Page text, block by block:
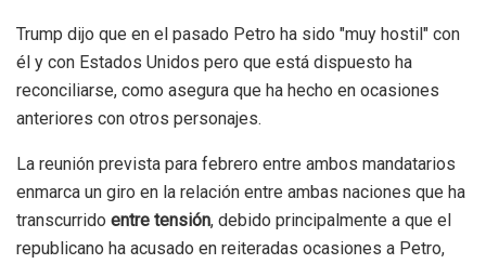
Trump dijo que en el pasado Petro ha sido "muy hostil" con
él y con Estados Unidos pero que está dispuesto ha
reconciliarse, como asegura que ha hecho en ocasiones
anteriores con otros personajes.
La reunión prevista para febrero entre ambos mandatarios
enmarca un giro en la relación entre ambas naciones que ha
transcurrido entre tensión, debido principalmente a que el
republicano ha acusado en reiteradas ocasiones a Petro,